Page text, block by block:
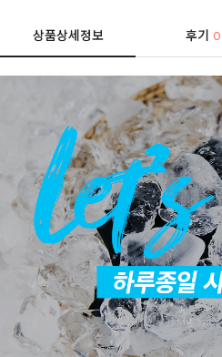
상품상세정보 후기0